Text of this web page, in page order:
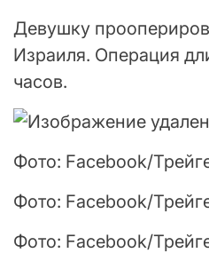
Девушку
Израиля. Операция
часов.
Фото: Facebook/
Фото: Facebook/
Фото: Facebook/